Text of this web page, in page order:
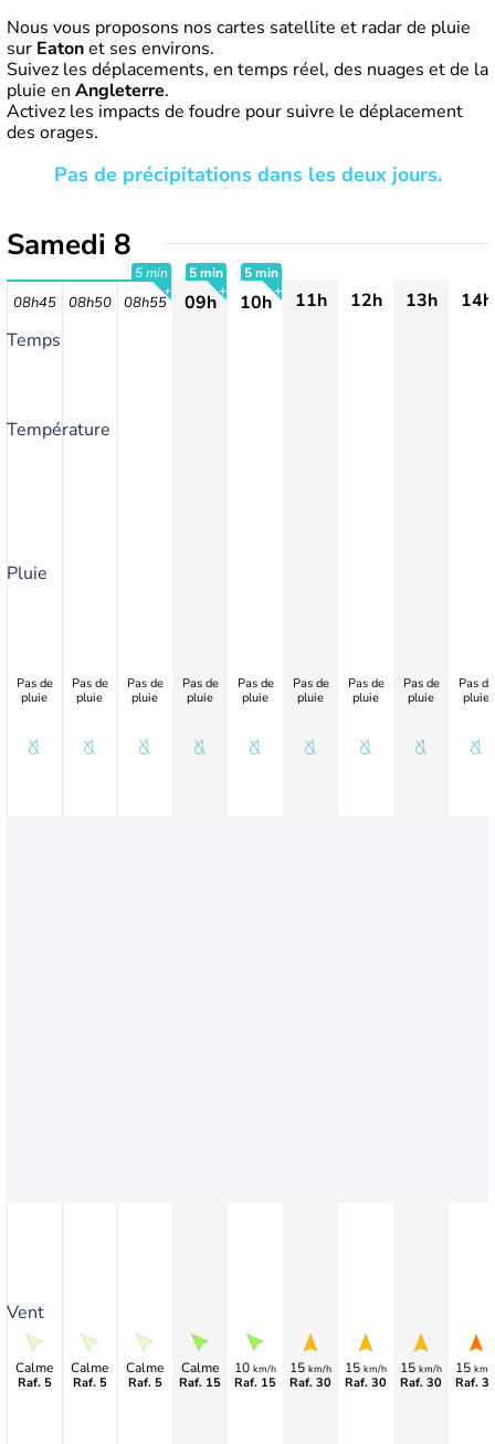
Nous vous proposons nos cartes satellite et radar de pluie
sur Eatonet ses environs.
Suivez les déplacements, en temps réel, des nuages et de la
pluie en Angleterre.
Activez les impacts de foudre pour suivre le déplacement
des orages.
Pas de précipitations dans les deux jours.
Samedi 8
08h45 08h50
5 min
08h55
5 min
09h
5 min
10h 11h 12h 13h
14h
Temps
Température
Pluie
Vent
Pas de
pluie
Calme
Raf. 5
Pas de
pluie
Calme
Raf. 5
Pas de
pluie
Calme
Raf. 5
Pas de
pluie
Calme
Raf. 15
Pas de
pluie
10 km/h
Raf. 15
Pas de
pluie
15 km/h
Raf. 30
Pas de
pluie
15 km/h
Raf. 30
Pas de
pluie
15 km/h
Raf. 30
Pas de
pluie
15 km/
Raf.